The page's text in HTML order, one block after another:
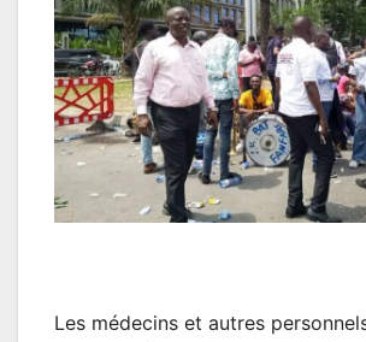
Les médecins et autres